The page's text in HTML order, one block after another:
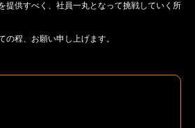
提供すべく、社員一丸となって挑戦していく所
程、お願い申し上げます。